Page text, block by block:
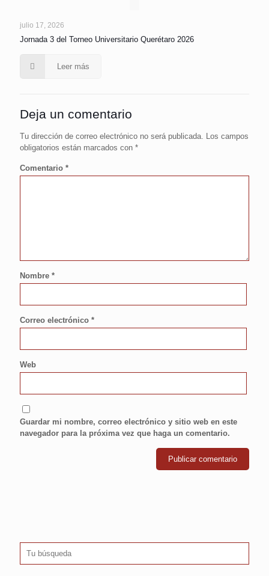
julio 17, 2026
Jornada 3 del Torneo Universitario Querétaro 2026
Leer más
Deja un comentario
Tu dirección de correo electrónico no será publicada. Los campos
obligatorios están marcados con *
Comentario *
Nombre *
Correo electrónico *
Web
Guardar mi nombre, correo electrónico y sitio web en este
navegador para la próxima vez que haga un comentario.